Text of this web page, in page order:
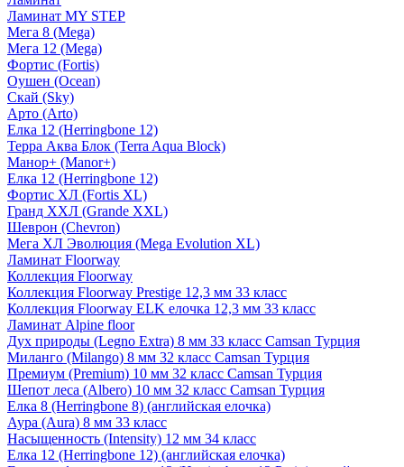
Ламинат MY STEP
Мега 8 (Mega)
Мега 12 (Mega)
Фортис (Fortis)
Оушен (Ocean)
Скай (Sky)
Арто (Arto)
Елка 12 (Herringbone 12)
Терра Аква Блок (Terra Aqua Block)
Манор+ (Manor+)
Елка 12 (Herringbone 12)
Фортис ХЛ (Fortis XL)
Гранд ХХЛ (Grande XXL)
Шеврон (Chevron)
Мега ХЛ Эволюция (Mega Evolution XL)
Ламинат Floorway
Коллекция Floorway
Коллекция Floorway Prestige 12,3 мм 33 класс
Коллекция Floorway ELK елочка 12,3 мм 33 класс
Ламинат Alpine floor
Дух природы (Legno Extra) 8 мм 33 класс Camsan Турция
Миланго (Milango) 8 мм 32 класс Camsan Турция
Премиум (Premium) 10 мм 32 класс Camsan Турция
Шепот леса (Albero) 10 мм 32 класс Camsan Турция
Елка 8 (Herringbone 8) (английская елочка)
Аура (Aura) 8 мм 33 класс
Насыщенность (Intensity) 12 мм 34 класс
Елка 12 (Herringbone 12) (английская елочка)